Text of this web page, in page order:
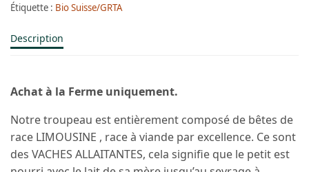
Étiquette : Bio Suisse/GRTA
Description
Achat à la Ferme uniquement.
Notre troupeau est entièrement composé de bêtes de
race LIMOUSINE , race à viande par excellence. Ce sont
des VACHES ALLAITANTES, cela signifie que le petit est